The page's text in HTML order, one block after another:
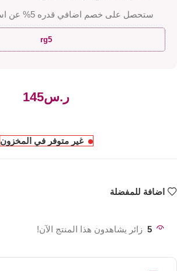
ستحصل على خصم اضافي قدره 5% عن استخدامك للكود
rg5
ر.س
غير متوفر في المخزون
اضافة للمفضلة
5 زائر يشاهدون هذا المنتج الآن!